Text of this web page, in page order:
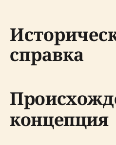
справка
концепция